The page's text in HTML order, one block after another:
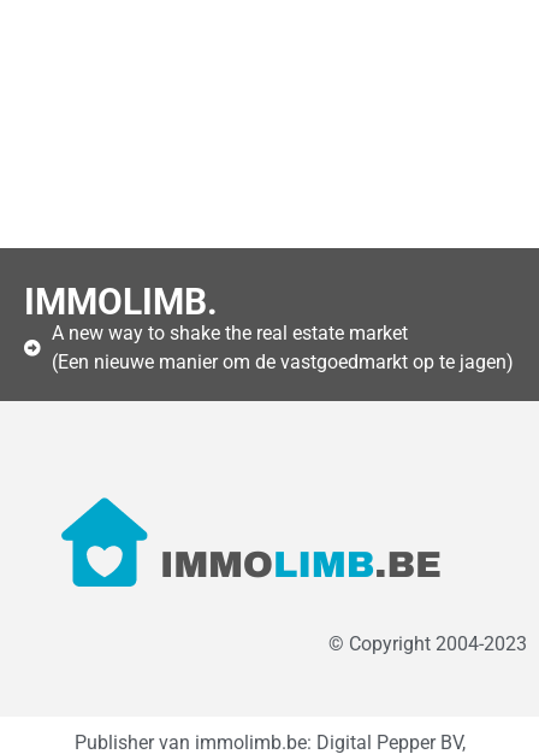
IMMOLIMB.
A new way to shake the real estate market
(Een nieuwe manier om de vastgoedmarkt op te jagen)
© Copyright 2004-2023
Publisher van immolimb.be: Digital Pepper BV,